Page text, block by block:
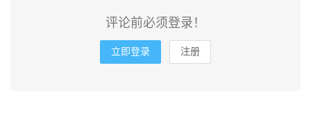
评论前必须登录！
立即登录 注册